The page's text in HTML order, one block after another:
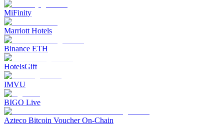
MiFinity
Marriott Hotels
Binance ETH
HotelsGift
IMVU
BIGO Live
Azteco Bitcoin Voucher On-Chain